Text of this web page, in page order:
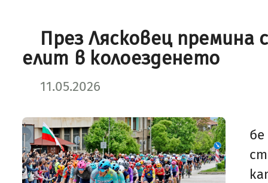
През Лясковец премина
елит в колоезденето
11.05.2026